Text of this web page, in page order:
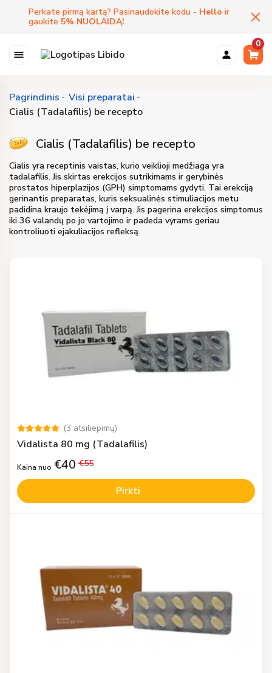
Perkate pirmą kartą? Pasinaudokite kodu - Hello ir
gaukite 5% NUOLAIDĄ!
0
Pagrindinis
Visi preparatai
Cialis (Tadalafilis) be recepto
Cialis (Tadalafilis) be recepto
Cialis yra receptinis vaistas, kurio veiklioji medžiaga yra
tadalafilis. Jis skirtas erekcijos sutrikimams ir gerybinės
prostatos hiperplazijos (GPH) simptomams gydyti. Tai erekciją
gerinantis preparatas, kuris seksualinės stimuliacijos metu
padidina kraujo tekėjimą į varpą. Jis pagerina erekcijos simptomus
iki 36 valandų po jo vartojimo ir padeda vyrams geriau
kontroliuoti ejakuliacijos refleksą.
(3 atsiliepimų)
Vidalista 80 mg (Tadalafilis)
Kaina nuo €40 €55
Pirkti